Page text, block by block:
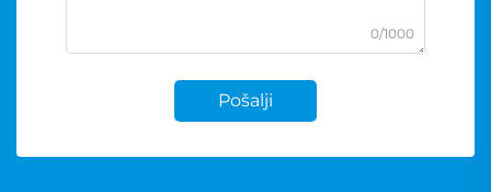
0/1000
Pošalji